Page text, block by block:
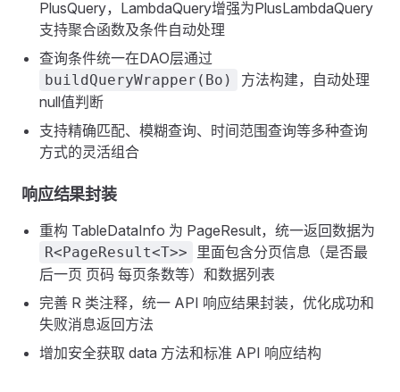
PlusQuery，LambdaQuery增强为PlusLambdaQuery
支持聚合函数及条件自动处理
查询条件统一在DAO层通过
buildQueryWrapper(Bo)
方法构建，自动处理
null值判断
支持精确匹配、模糊查询、时间范围查询等多种查询
方式的灵活组合
响应结果封装
重构 TableDataInfo 为 PageResult，统一返回数据为
R<PageResult<T>>
里面包含分页信息（是否最
后一页 页码 每页条数等）和数据列表
完善 R 类注释，统一 API 响应结果封装，优化成功和
失败消息返回方法
增加安全获取 data 方法和标准 API 响应结构